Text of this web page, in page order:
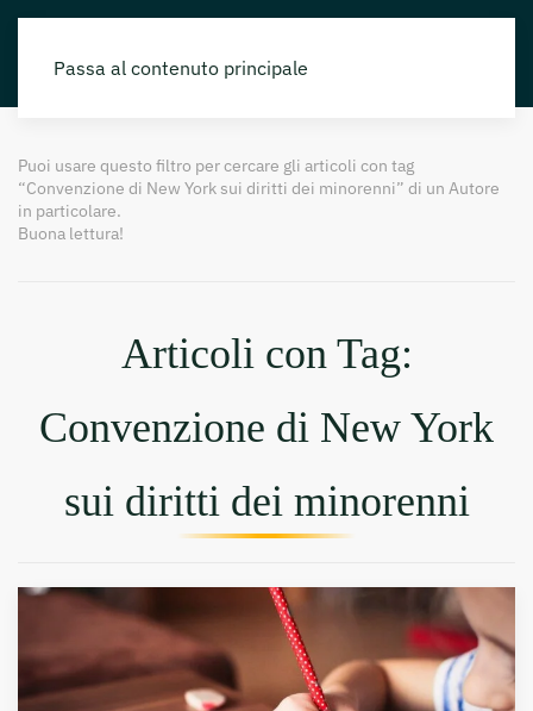
Passa al contenuto principale
Puoi usare questo filtro per cercare gli articoli con tag
“Convenzione di New York sui diritti dei minorenni” di un Autore
in particolare.
Buona lettura!
Articoli con Tag:
Convenzione di New York
sui diritti dei minorenni